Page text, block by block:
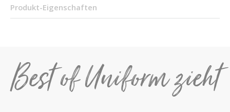
Produkt-Eigenschaften
Best of Uniform zieht